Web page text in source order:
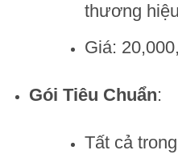
thương hiệu
Giá:
Gói Tiêu Chuẩn:
Tất cả